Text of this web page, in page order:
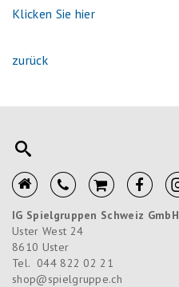
Klicken Sie hier
zurück
IG Spielgruppen Schweiz GmbH
Uster West 24
8610 Uster
Tel. 044 822 02 21
shop@spielgruppe.ch